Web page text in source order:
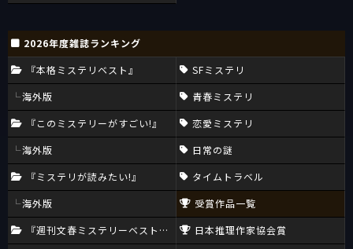
2026年度雑誌ランキング
『本格ミステリベスト』
海外版
『このミステリーがすごい!』
海外版
『ミステリが読みたい!』
海外版
『週刊文春ミステリーベスト10』
SFミステリ
青春ミステリ
恋愛ミステリ
日常の謎
タイムトラベル
受賞作品一覧
日本推理作家協会賞